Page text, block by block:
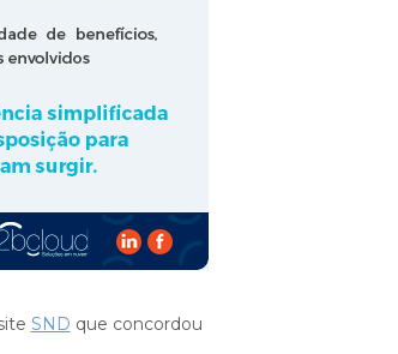
SND que concordou